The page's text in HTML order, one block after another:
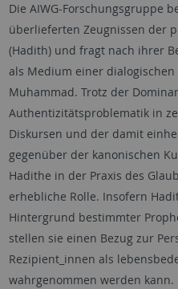
Die AIWG-Forschungsgruppe
überlieferten Zeugnissen der
(Hadith) und fragt nach ihrer
als Medium einer
Muhammad. Trotz der
Authentizitätsproblematik in
Diskursen und der damit
gegenüber der kanonischen
Hadithe in der Praxis des
erhebliche Rolle. Insofern
Hintergrund bestimmter
stellen sie einen Bezug zur
Rezipient_innen als
wahrgenommen werden